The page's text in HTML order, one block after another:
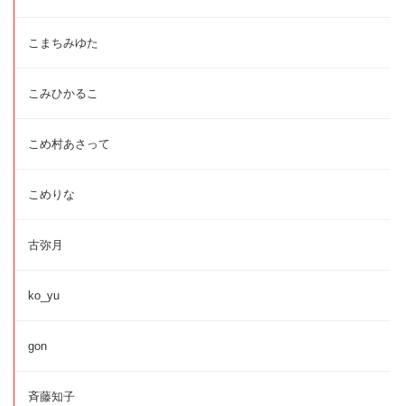
こまちみゆた
こみひかるこ
こめ村あさって
こめりな
古弥月
ko_yu
gon
斉藤知子